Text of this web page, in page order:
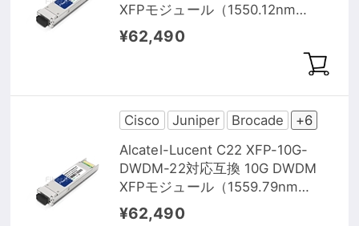
XFPモジュール（1550.12nm
80km DOM）
¥62,490
Cisco Juniper Brocade
+6
Alcatel-Lucent C22 XFP-10G-
DWDM-22対応互換 10G DWDM
XFPモジュール（1559.79nm
80km DOM）
¥62,490